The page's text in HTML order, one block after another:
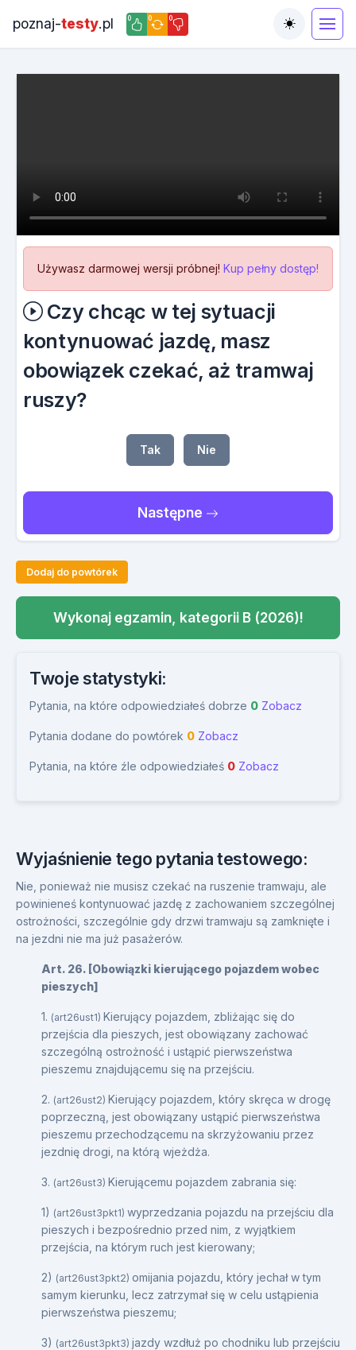
poznaj-testy.pl 0 0 0
Toggle
Używasz darmowej wersji próbnej! Kup pełny dostęp!
Czy chcąc w tej sytuacji
kontynuować jazdę, masz
obowiązek czekać, aż tramwaj
ruszy?
Tak Nie
Następne
Dodaj do powtórek
Wykonaj egzamin, kategorii B (2026)!
Twoje statystyki:
Pytania, na które odpowiedziałeś dobrze 0 Zobacz
Pytania dodane do powtórek 0 Zobacz
Pytania, na które źle odpowiedziałeś 0 Zobacz
Wyjaśnienie tego pytania testowego:
Nie, ponieważ nie musisz czekać na ruszenie tramwaju, ale
powinieneś kontynuować jazdę z zachowaniem szczególnej
ostrożności, szczególnie gdy drzwi tramwaju są zamknięte i
na jezdni nie ma już pasażerów.
Art. 26. [Obowiązki kierującego pojazdem wobec
pieszych]
1. (art26ust1) Kierujący pojazdem, zbliżając się do
przejścia dla pieszych, jest obowiązany zachować
szczególną ostrożność i ustąpić pierwszeństwa
pieszemu znajdującemu się na przejściu.
2. (art26ust2) Kierujący pojazdem, który skręca w drogę
poprzeczną, jest obowiązany ustąpić pierwszeństwa
pieszemu przechodzącemu na skrzyżowaniu przez
jezdnię drogi, na którą wjeżdża.
3. (art26ust3) Kierującemu pojazdem zabrania się:
1) (art26ust3pkt1) wyprzedzania pojazdu na przejściu dla
pieszych i bezpośrednio przed nim, z wyjątkiem
przejścia, na którym ruch jest kierowany;
2) (art26ust3pkt2) omijania pojazdu, który jechał w tym
samym kierunku, lecz zatrzymał się w celu ustąpienia
pierwszeństwa pieszemu;
3) (art26ust3pkt3) jazdy wzdłuż po chodniku lub przejściu